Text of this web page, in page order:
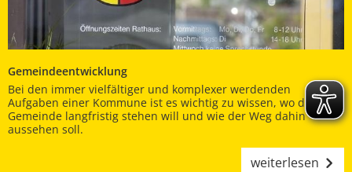
Gemeindeentwicklung
Bei den immer vielfältiger und komplexer werdenden
Aufgaben einer Kommune ist es wichtig zu wissen, wo die
Gemeinde langfristig stehen will und wie der Weg dahin
aussehen soll.
weiterlesen